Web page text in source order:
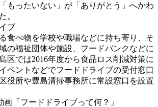
もったいない」が「ありがとう」へかわ
。
ブ
食べ物を学校や職場などに持ち寄り、そ
の福祉団体や施設、フードバンクなどに
区では2016年度から食品ロス削減対策に
ベントなどでフードドライブの受付窓口
役所や豊島清掃事務所に常設窓口を設置
「フードドライブって何？」